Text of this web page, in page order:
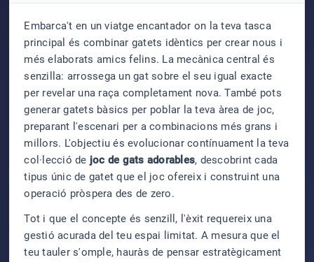
Embarca't en un viatge encantador on la teva tasca
principal és combinar gatets idèntics per crear nous i
més elaborats amics felins. La mecànica central és
senzilla: arrossega un gat sobre el seu igual exacte
per revelar una raça completament nova. També pots
generar gatets bàsics per poblar la teva àrea de joc,
preparant l'escenari per a combinacions més grans i
millors. L'objectiu és evolucionar contínuament la teva
col·lecció de joc de gats adorables, descobrint cada
tipus únic de gatet que el joc ofereix i construint una
operació pròspera des de zero.
Tot i que el concepte és senzill, l'èxit requereix una
gestió acurada del teu espai limitat. A mesura que el
teu tauler s'omple, hauràs de pensar estratègicament